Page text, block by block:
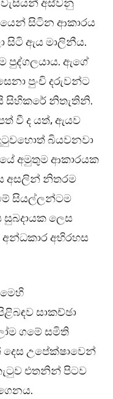
වැසියන් අස්වනු
සිටින ආකාරය
සිටි ඇය මාලිනීය.
පුද්ගලයාය. ඇගේ
පුංචි දරුවන්ට
නිතැතිනි.
වී ද යත්, ඇයව
බියවනවා
අමුතුම ආකාරයක
අසලින් නිතරම
සියල්ලන්ටම
සුබදායක ලෙස
අභිරහස
සාකච්ඡා
ගමේ සමිති
දෙස උපේක්ෂාවෙන්
එතනින් පිටව